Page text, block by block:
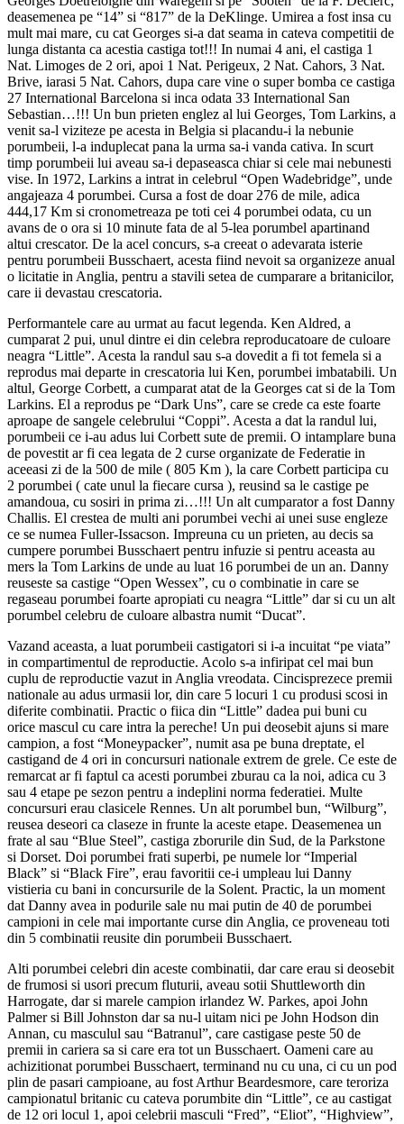
deasemenea pe “14” si “817” de la DeKlinge. Umirea a fost insa cu
mult mai mare, cu cat Georges si-a dat seama in cateva competitii de
lunga distanta ca acestia castiga tot!!! In numai 4 ani, el castiga 1
Nat. Limoges de 2 ori, apoi 1 Nat. Perigeux, 2 Nat. Cahors, 3 Nat.
Brive, iarasi 5 Nat. Cahors, dupa care vine o super bomba ce castiga
27 International Barcelona si inca odata 33 International San
Sebastian…!!! Un bun prieten englez al lui Georges, Tom Larkins, a
venit sa-l viziteze pe acesta in Belgia si placandu-i la nebunie
porumbeii, l-a induplecat pana la urma sa-i vanda cativa. In scurt
timp porumbeii lui aveau sa-i depaseasca chiar si cele mai nebunesti
vise. In 1972, Larkins a intrat in celebrul “Open Wadebridge”, unde
angajeaza 4 porumbei. Cursa a fost de doar 276 de mile, adica
444,17 Km si cronometreaza pe toti cei 4 porumbei odata, cu un
avans de o ora si 10 minute fata de al 5-lea porumbel apartinand
altui crescator. De la acel concurs, s-a creeat o adevarata isterie
pentru porumbeii Busschaert, acesta fiind nevoit sa organizeze anual
o licitatie in Anglia, pentru a stavili setea de cumparare a britanicilor,
care ii devastau crescatoria.
Performantele care au urmat au facut legenda. Ken Aldred, a
cumparat 2 pui, unul dintre ei din celebra reproducatoare de culoare
neagra “Little”. Acesta la randul sau s-a dovedit a fi tot femela si a
reprodus mai departe in crescatoria lui Ken, porumbei imbatabili. Un
altul, George Corbett, a cumparat atat de la Georges cat si de la Tom
Larkins. El a reprodus pe “Dark Uns”, care se crede ca este foarte
aproape de sangele celebrului “Coppi”. Acesta a dat la randul lui,
porumbeii ce i-au adus lui Corbett sute de premii. O intamplare buna
de povestit ar fi cea legata de 2 curse organizate de Federatie in
aceeasi zi de la 500 de mile ( 805 Km ), la care Corbett participa cu
2 porumbei ( cate unul la fiecare cursa ), reusind sa le castige pe
amandoua, cu sosiri in prima zi…!!! Un alt cumparator a fost Danny
Challis. El crestea de multi ani porumbei vechi ai unei suse engleze
ce se numea Fuller-Issacson. Impreuna cu un prieten, au decis sa
cumpere porumbei Busschaert pentru infuzie si pentru aceasta au
mers la Tom Larkins de unde au luat 16 porumbei de un an. Danny
reuseste sa castige “Open Wessex”, cu o combinatie in care se
regaseau porumbei foarte apropiati cu neagra “Little” dar si cu un alt
porumbel celebru de culoare albastra numit “Ducat”.
Vazand aceasta, a luat porumbeii castigatori si i-a incuitat “pe viata”
in compartimentul de reproductie. Acolo s-a infiripat cel mai bun
cuplu de reproductie vazut in Anglia vreodata. Cincisprezece premii
nationale au adus urmasii lor, din care 5 locuri 1 cu produsi scosi in
diferite combinatii. Practic o fiica din “Little” dadea pui buni cu
orice mascul cu care intra la pereche! Un pui deosebit ajuns si mare
campion, a fost “Moneypacker”, numit asa pe buna dreptate, el
castigand de 4 ori in concursuri nationale extrem de grele. Ce este de
remarcat ar fi faptul ca acesti porumbei zburau ca la noi, adica cu 3
sau 4 etape pe sezon pentru a indeplini norma federatiei. Multe
concursuri erau clasicele Rennes. Un alt porumbel bun, “Wilburg”,
reusea deseori ca claseze in frunte la aceste etape. Deasemenea un
frate al sau “Blue Steel”, castiga zborurile din Sud, de la Parkstone
si Dorset. Doi porumbei frati superbi, pe numele lor “Imperial
Black” si “Black Fire”, erau favoritii ce-i umpleau lui Danny
vistieria cu bani in concursurile de la Solent. Practic, la un moment
dat Danny avea in podurile sale nu mai putin de 40 de porumbei
campioni in cele mai importante curse din Anglia, ce proveneau toti
din 5 combinatii reusite din porumbeii Busschaert.
Alti porumbei celebri din aceste combinatii, dar care erau si deosebit
de frumosi si usori precum fluturii, aveau sotii Shuttleworth din
Harrogate, dar si marele campion irlandez W. Parkes, apoi John
Palmer si Bill Johnston dar sa nu-l uitam nici pe John Hodson din
Annan, cu masculul sau “Batranul”, care castigase peste 50 de
premii in cariera sa si care era tot un Busschaert. Oameni care au
achizitionat porumbei Busschaert, terminand nu cu una, ci cu un pod
plin de pasari campioane, au fost Arthur Beardesmore, care teroriza
campionatul britanic cu cateva porumbite din “Little”, ce au castigat
de 12 ori locul 1, apoi celebrii masculi “Fred”, “Eliot”, “Highview”,